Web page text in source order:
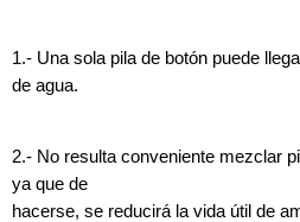
1.- Una sola pila de botón puede
de agua.
2.- No resulta conveniente mezclar
ya que de
hacerse, se reducirá la vida útil de